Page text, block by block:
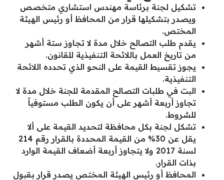
تشكيل لجنة برئاسة مهندس استشاري متخصص
ويصدر بتشكيلها قرار من المحافظ أو رئيس الهيئة
المختص.
يقدم طلب التصالح خلال مدة لا تجاوز ستة أشهر
من تاريخ العمل باللائحة التنفيذية للقانون.
يجوز تقسيط القيمة على النحو الذي تحدده اللائحة
التنفيذية.
البت في طلبات التصالح المقدمة للجنة خلال مدة لا
تجاوز أربعة أشهر على أن يكون الطلب مستوفياً
للشروط.
تشكل لجنة بكل محافظة لتحديد القيمة على ألا
يقل عن 30% من القيمة المحددة بالقرار رقم 214
لسنة 2017 ولا يتجاوز أربعة أضعاف القيمة الوارد
بذات القرار.
المحافظ أو رئيس الهيئة المختص يصدر قرار بقبول